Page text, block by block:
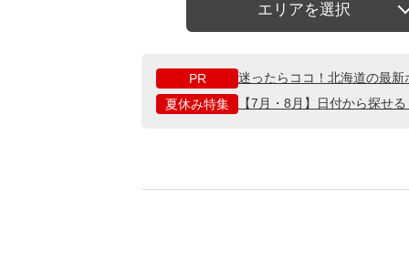
エリアを選択
PR
迷ったらココ！北海道の最
夏休み特集
【7月・8月】日付から探せ